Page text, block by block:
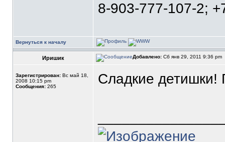
8-903-777-107-2;
Вернуться к началу
Иришик Добавлено: Сб янв 29, 2011 9:36 pm
Зарегистрирован: Вс май 18,
2008 10:15 pm
Сообщения: 265 Сладкие детишки!